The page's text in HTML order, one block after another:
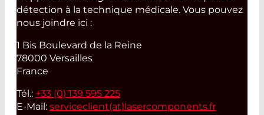
détection à la technique médicale. Vous pouvez
nous joindre ici :
1 Bis Boulevard de la Reine
78000 Versailles
France
Tél.: +33 (0) 139 595 225
E-Mail: serviceclient(at)lasercomponents.fr